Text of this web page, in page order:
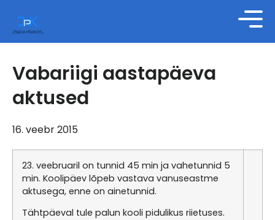
Vabariigi aastapäeva
aktused
16. veebr 2015
23. veebruaril on tunnid 45 min ja vahetunnid 5
min. Koolipäev lõpeb vastava vanuseastme
aktusega, enne on ainetunnid.
Tähtpäeval tule palun kooli pidulikus riietuses.